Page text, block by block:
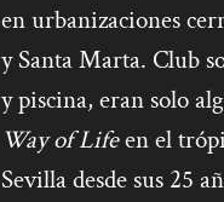
en urbanizaciones
y Santa Marta. Club
y piscina, eran solo
Way of Lifeen el
Sevilla desde sus 25